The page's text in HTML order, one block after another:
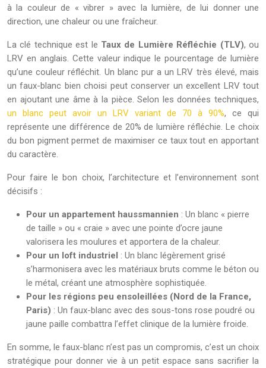
à la couleur de « vibrer » avec la lumière, de lui donner une
direction, une chaleur ou une fraîcheur.
La clé technique est le Taux de Lumière Réfléchie (TLV), ou
LRV en anglais. Cette valeur indique le pourcentage de lumière
qu’une couleur réfléchit. Un blanc pur a un LRV très élevé, mais
un faux-blanc bien choisi peut conserver un excellent LRV tout
en ajoutant une âme à la pièce. Selon les données techniques,
un blanc peut avoir un LRV variant de 70 à 90%, ce qui
représente une différence de 20% de lumière réfléchie. Le choix
du bon pigment permet de maximiser ce taux tout en apportant
du caractère.
Pour faire le bon choix, l’architecture et l’environnement sont
décisifs :
Pour un appartement haussmannien : Un blanc « pierre
de taille » ou « craie » avec une pointe d’ocre jaune
valorisera les moulures et apportera de la chaleur.
Pour un loft industriel : Un blanc légèrement grisé
s’harmonisera avec les matériaux bruts comme le béton ou
le métal, créant une atmosphère sophistiquée.
Pour les régions peu ensoleillées (Nord de la France,
Paris) : Un faux-blanc avec des sous-tons rose poudré ou
jaune paille combattra l’effet clinique de la lumière froide.
En somme, le faux-blanc n’est pas un compromis, c’est un choix
stratégique pour donner vie à un petit espace sans sacrifier la